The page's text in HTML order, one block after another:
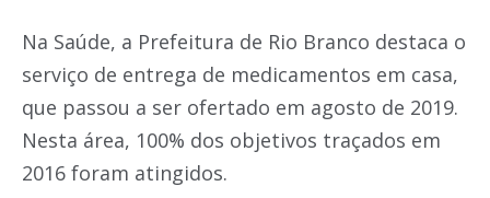
Na Saúde, a Prefeitura de Rio Branco destaca o
serviço de entrega de medicamentos em casa,
que passou a ser ofertado em agosto de 2019.
Nesta área, 100% dos objetivos traçados em
2016 foram atingidos.